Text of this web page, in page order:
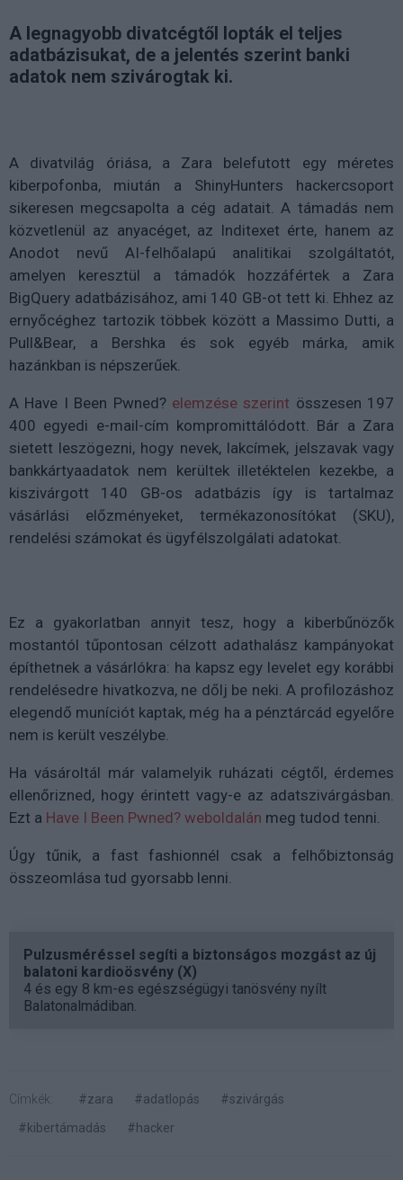
A legnagyobb divatcégtől lopták el teljes
adatbázisukat, de a jelentés szerint banki
adatok nem szivárogtak ki.
A divatvilág óriása, a Zara belefutott egy méretes
kiberpofonba, miután a ShinyHunters hackercsoport
sikeresen megcsapolta a cég adatait. A támadás nem
közvetlenül az anyacéget, az Inditexet érte, hanem az
Anodot nevű AI-felhőalapú analitikai szolgáltatót,
amelyen keresztül a támadók hozzáfértek a Zara
BigQuery adatbázisához, ami 140 GB-ot tett ki. Ehhez az
ernyőcéghez tartozik többek között a Massimo Dutti, a
Pull&Bear, a Bershka és sok egyéb márka, amik
hazánkban is népszerűek.
A Have I Been Pwned? elemzése szerint összesen 197
400 egyedi e-mail-cím kompromittálódott. Bár a Zara
sietett leszögezni, hogy nevek, lakcímek, jelszavak vagy
bankkártyaadatok nem kerültek illetéktelen kezekbe, a
kiszivárgott 140 GB-os adatbázis így is tartalmaz
vásárlási előzményeket, termékazonosítókat (SKU),
rendelési számokat és ügyfélszolgálati adatokat.
Ez a gyakorlatban annyit tesz, hogy a kiberbűnözők
mostantól tűpontosan célzott adathalász kampányokat
építhetnek a vásárlókra: ha kapsz egy levelet egy korábbi
rendelésedre hivatkozva, ne dőlj be neki. A profilozáshoz
elegendő muníciót kaptak, még ha a pénztárcád egyelőre
nem is került veszélybe.
Ha vásároltál már valamelyik ruházati cégtől, érdemes
ellenőrizned, hogy érintett vagy-e az adatszivárgásban.
Ezt a Have I Been Pwned? weboldalán meg tudod tenni.
Úgy tűnik, a fast fashionnél csak a felhőbiztonság
összeomlása tud gyorsabb lenni.
Pulzusméréssel segíti a biztonságos mozgást az új
balatoni kardioösvény (X)
4 és egy 8 km-es egészségügyi tanösvény nyílt
Balatonalmádiban.
Címkék: #zara #adatlopás
#szivárgás
#kibertámadás
#hacker